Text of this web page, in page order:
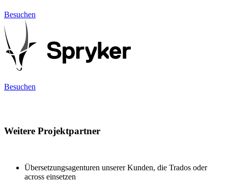
Besuchen
Besuchen
Weitere Projektpartner
Übersetzungsagenturen unserer Kunden, die Trados oder
across einsetzen